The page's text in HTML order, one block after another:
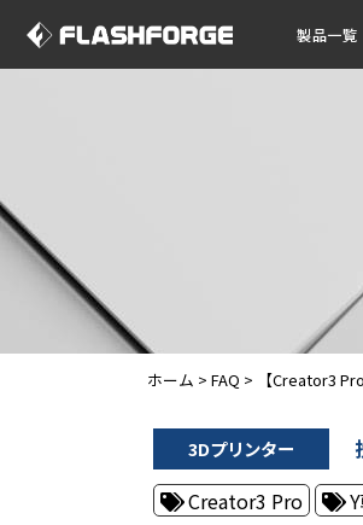
製品一覧
ホーム > FAQ > 【Creator3
3Dプリンター
Creator3 Pro